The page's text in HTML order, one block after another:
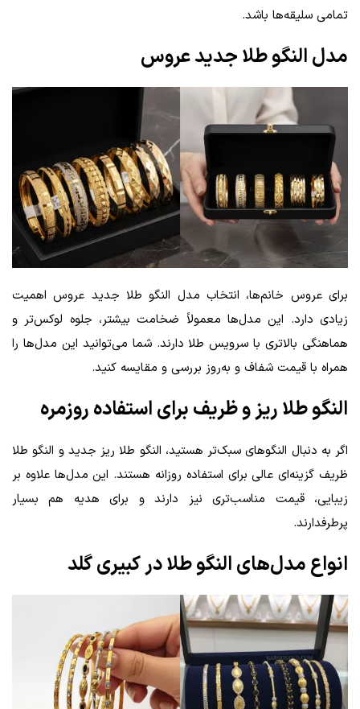
تمامی سلیقه‌ها باشد.
مدل النگو طلا جدید عروس
برای عروس خانم‌ها، انتخاب مدل النگو طلا جدید عروس اهمیت
زیادی دارد. این مدل‌ها معمولاً ضخامت بیشتر، جلوه لوکس‌تر و
هماهنگی بالاتری با سرویس طلا دارند. شما می‌توانید این مدل‌ها را
همراه با قیمت شفاف و به‌روز بررسی و مقایسه کنید.
النگو طلا ریز و ظریف برای استفاده روزمره
اگر به دنبال النگوهای سبک‌تر هستید، النگو طلا ریز جدید و النگو طلا
ظریف گزینه‌ای عالی برای استفاده روزانه هستند. این مدل‌ها علاوه بر
زیبایی، قیمت مناسب‌تری نیز دارند و برای هدیه هم بسیار
پرطرفدارند.
انواع مدل‌های النگو طلا در کبیری گلد